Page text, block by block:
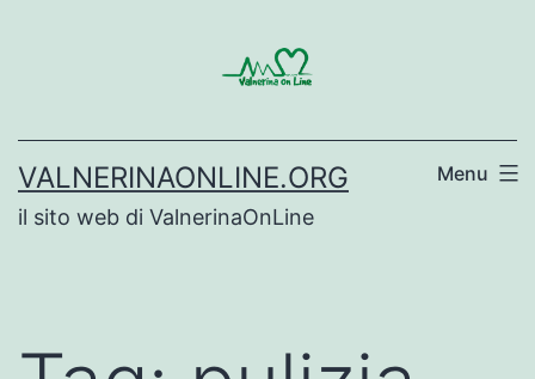
VALNERINAONLINE.ORG
il sito web di ValnerinaOnLine
Menu